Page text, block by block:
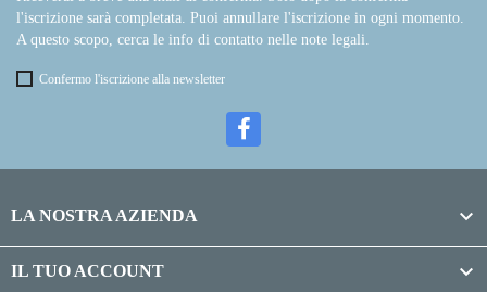
l'iscrizione sarà completata. Puoi annullare l'iscrizione in ogni momento.
A questo scopo, cerca le info di contatto nelle note legali.
Confermo l'iscrizione alla newsletter
LA NOSTRA AZIENDA 
IL TUO ACCOUNT 